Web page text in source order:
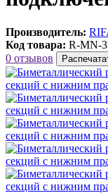
Производитель:
Код товара: R-MN-
0 отзывов